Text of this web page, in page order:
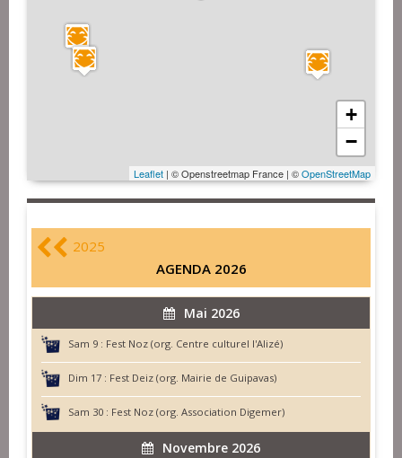
+
−
Leaflet | © Openstreetmap France | ©OpenStreetMap
2025
AGENDA 2026
Mai 2026
Sam 9 : Fest Noz (org. Centre culturel l'Alizé)
Dim 17 : Fest Deiz (org. Mairie de Guipavas)
Sam 30 : Fest Noz (org. Association Digemer)
Novembre 2026